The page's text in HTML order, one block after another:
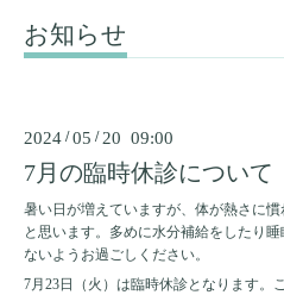
お知らせ
2024 /05 / 20 09:00
7月の臨時休診について
暑い日が増えていますが、体が熱さに
と思います。多めに水分補給をしたり
ないようお過ごしください。
7月23日（火）は臨時休診となります。